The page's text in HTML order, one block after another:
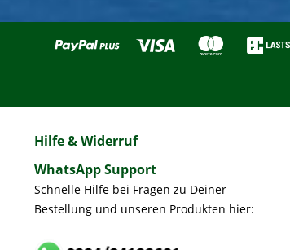
Hilfe & Widerruf
WhatsApp Support
Schnelle Hilfe bei Fragen zu Deiner
Bestellung und unseren Produkten hier: